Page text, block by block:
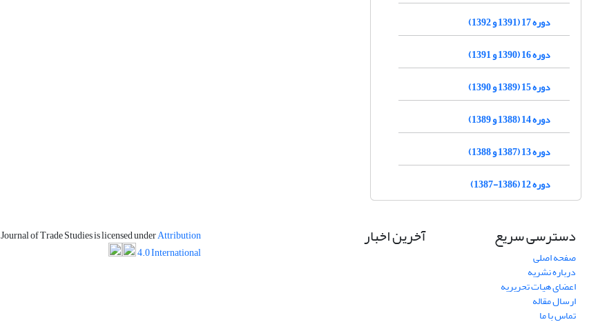
دوره 17 (1391 و 1392)
دوره 16 (1390 و 1391)
دوره 15 (1389 و 1390)
دوره 14 (1388 و 1389)
دوره 13 (1387 و 1388)
دوره 12 (1386-1387)
دسترسی سریع
صفحه اصلی
درباره نشریه
اعضای هیات تحریریه
ارسال مقاله
تماس با ما
آخرین اخبار Journal of Trade Studies is licensed underAttribution
4.0 International